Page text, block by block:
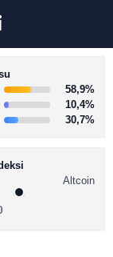
58,9%
10,4%
30,7%
Altcoin